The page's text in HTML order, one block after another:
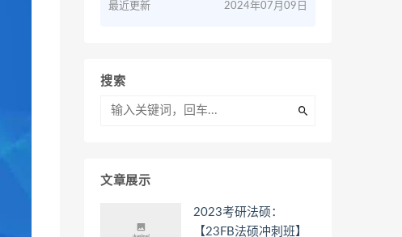
最近更新 2024年07月09日
搜索
文章展示
2023考研法硕：
【23FB法硕冲刺班】